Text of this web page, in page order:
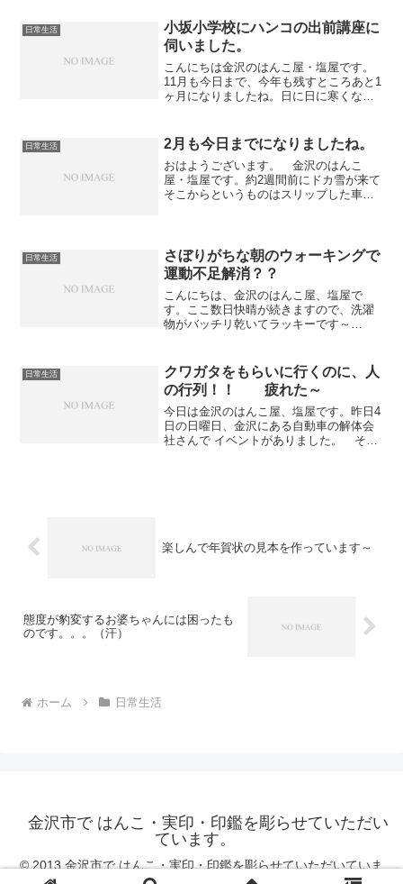
今日はその2日目になります。この日を乗
り切れば明日からは楽し...
日常生活
小坂小学校にハンコの出前講座に
伺いました。
こんにちは金沢のはんこ屋・塩屋です。
11月も今日まで、今年も残すところあと1
ヶ月になりましたね。日に日に寒くなる
（月）、26日（火）と2日間にわたり小坂
小学校にハンコ...
日常生活 2月も今日までになりましたね。
おはようございます。 金沢のはんこ
屋・塩屋です。約2週間前にドカ雪が来て
そこからというものはスリップした車を
供の頃に 「2月大雪」 ...
日常生活
さぼりがちな朝のウォーキングで
運動不足解消？？
こんにちは、金沢のはんこ屋、塩屋で
す。ここ数日快晴が続きますので、洗濯
物がバッチリ乾いてラッキーです～
を動かす事が殆どありません。 ズ～っ
と椅子に座りっぱなしです・・・...
日常生活
クワガタをもらいに行くのに、人
の行列！！ 疲れた～
今日は金沢のはんこ屋、塩屋です。昨日4
日の日曜日、金沢にある自動車の解体会
社さんで イベントがありました。 その
楽しんで年賀状の見本を作っています～
態度が豹変するお婆ちゃんには困ったも
のです。。。（汗）
ホーム 日常生活
金沢市で はんこ・実印・印鑑を彫らせていただい
ています。
© 2013 金沢市で はんこ・実印・印鑑を彫らせていただいていま